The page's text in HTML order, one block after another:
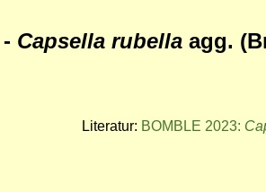
Capsella rubella agg.
Literatur: BOMBLE 2023: